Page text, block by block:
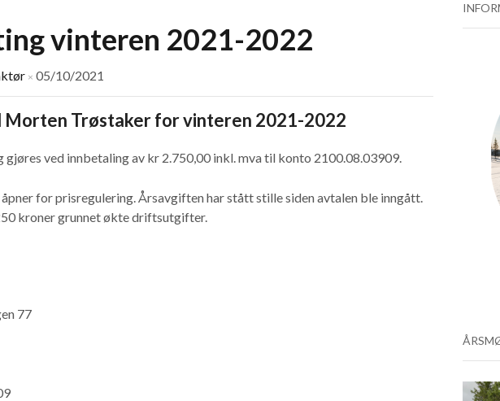
vinteren 2021-2022
× 05/10/2021
Morten Trøstaker for vinteren 2021-2022
ved innbetaling av kr 2.750,00 inkl. mva til konto 2100.08.03909.
for prisregulering. Årsavgiften har stått stille siden avtalen ble inngått.
kroner grunnet økte driftsutgifter.
77